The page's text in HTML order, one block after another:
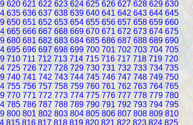
620 621 622 623 624 625 626 627 628 629 630
635 636 637 638 639 640 641 642 643 644 645
650 651 652 653 654 655 656 657 658 659 660
665 666 667 668 669 670 671 672 673 674 675
680 681 682 683 684 685 686 687 688 689 690
695 696 697 698 699 700 701 702 703 704 705
710 711 712 713 714 715 716 717 718 719 720
725 726 727 728 729 730 731 732 733 734 735
740 741 742 743 744 745 746 747 748 749 750
755 756 757 758 759 760 761 762 763 764 765
770 771 772 773 774 775 776 777 778 779 780
785 786 787 788 789 790 791 792 793 794 795
800 801 802 803 804 805 806 807 808 809 810
815 816 817 818 819 820 821 822 823 824 825